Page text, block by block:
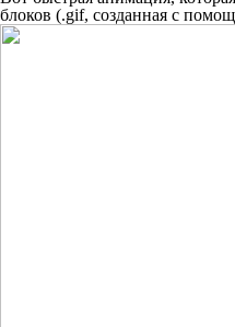
блоков (.gif, созданная с